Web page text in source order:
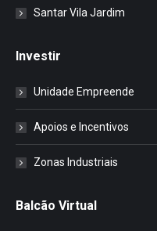
Santar Vila Jardim
Investir
Unidade Empreende
Apoios e Incentivos
Zonas Industriais
Balcão Virtual